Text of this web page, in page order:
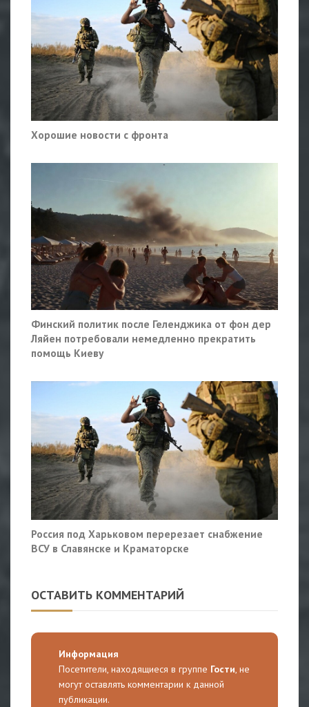
Хорошие новости с фронта
Финский политик после Геленджика от фон дер
Ляйен потребовали немедленно прекратить
помощь Киеву
Россия под Харьковом перерезает снабжение
ВСУ в Славянске и Краматорске
ОСТАВИТЬ КОММЕНТАРИЙ
Информация
Посетители, находящиеся в группе Гости, не
могут оставлять комментарии к данной
публикации.